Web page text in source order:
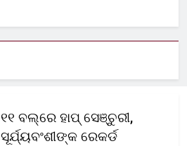
୧୧ ବଲ୍‌ରେ ହାପ୍ ସେଞ୍ଚୁରୀ,
ସୂର୍ଯ୍ୟବଂଶୀଙ୍କ ରେକର୍ଡ